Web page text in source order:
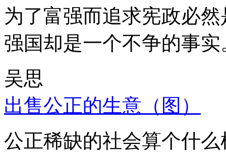
为了富强而追求宪政必
强国却是一个不争的事实
吴思
出售公正的生意（图）
公正稀缺的社会算个什